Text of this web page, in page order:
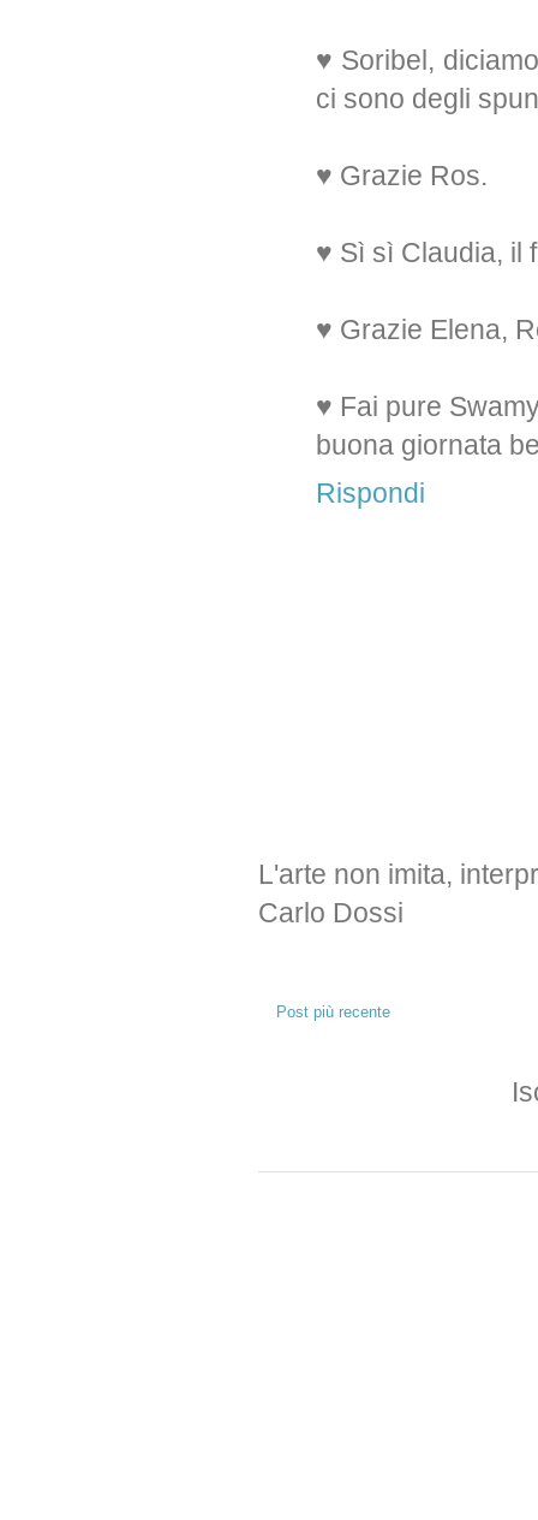
♥ Soribel,
ci sono degli
♥ Grazie Ros.
♥ Sì sì Claudia, il
♥ Grazie Elena,
♥ Fai pure
buona giornata
Rispondi
L'arte non imita,
Carlo Dossi
Post più recente